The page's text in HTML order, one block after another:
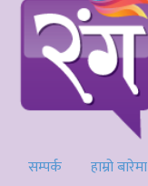
सम्पर्क हाम्रो बारेमा